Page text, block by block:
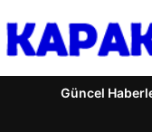
Güncel